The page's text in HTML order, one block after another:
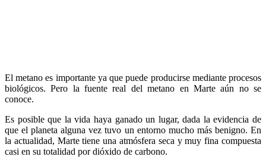
El metano es importante ya que puede producirse mediante procesos
biológicos. Pero la fuente real del metano en Marte aún no se
conoce.
Es posible que la vida haya ganado un lugar, dada la evidencia de
que el planeta alguna vez tuvo un entorno mucho más benigno. En
la actualidad, Marte tiene una atmósfera seca y muy fina compuesta
casi en su totalidad por dióxido de carbono.